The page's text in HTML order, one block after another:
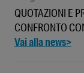
QUOTAZIONI E
CONFRONTO